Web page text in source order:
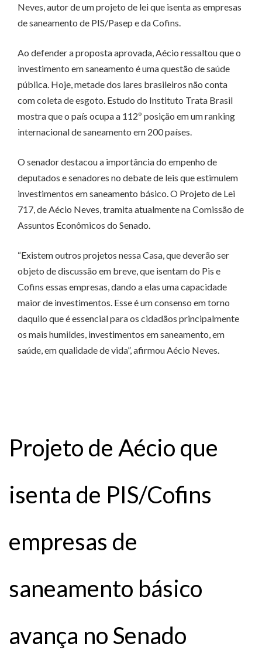
Neves, autor de um projeto de lei que isenta as empresas
de saneamento de PIS/Pasep e da Cofins.
Ao defender a proposta aprovada, Aécio ressaltou que o
investimento em saneamento é uma questão de saúde
pública. Hoje, metade dos lares brasileiros não conta
com coleta de esgoto. Estudo do Instituto Trata Brasil
mostra que o país ocupa a 112º posição em um ranking
internacional de saneamento em 200 países.
O senador destacou a importância do empenho de
deputados e senadores no debate de leis que estimulem
investimentos em saneamento básico. O Projeto de Lei
717, de Aécio Neves, tramita atualmente na Comissão de
Assuntos Econômicos do Senado.
“Existem outros projetos nessa Casa, que deverão ser
objeto de discussão em breve, que isentam do Pis e
Cofins essas empresas, dando a elas uma capacidade
maior de investimentos. Esse é um consenso em torno
daquilo que é essencial para os cidadãos principalmente
os mais humildes, investimentos em saneamento, em
saúde, em qualidade de vida”, afirmou Aécio Neves.
Projeto de Aécio que
isenta de PIS/Cofins
empresas de
saneamento básico
avança no Senado